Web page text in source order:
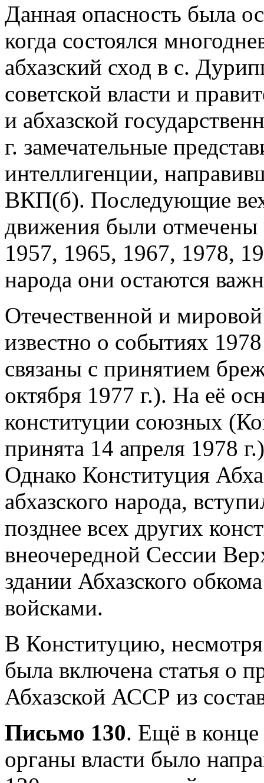
Данная опасность была
когда состоялся
абхазский сход в с.
советской власти и
и абхазской
г. замечательные
интеллигенции,
ВКП(б). Последующие
движения были
1957, 1965, 1967, 1978,
народа они остаются
Отечественной и
известно о событиях
связаны с принятием
октября 1977 г.). На её
конституции союзных
принята 14 апреля 1978
Однако Конституция
абхазского народа,
позднее всех других
внеочередной Сессии
здании Абхазского
войсками.
В Конституцию, несмотря
была включена статья о
Абхазской АССР из
Письмо 130. Ещё в
органы власти было